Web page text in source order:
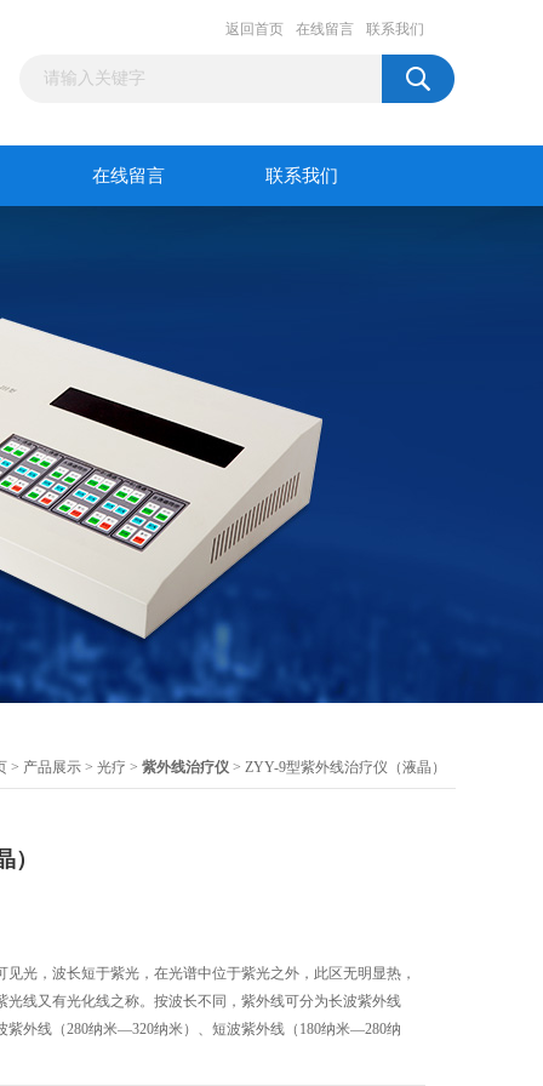
返回首页 在线留言 联系我们
在线留言 联系我们
> 产品展示 > 光疗 > 紫外线治疗仪 > ZYY-9型紫外线治疗仪（液晶）
）
光，波长短于紫光，在光谱中位于紫光之外，此区无明显热，
光线又有光化线之称。按波长不同，紫外线可分为长波紫外线
紫外线（280纳米—320纳米）、短波紫外线（180纳米—280纳